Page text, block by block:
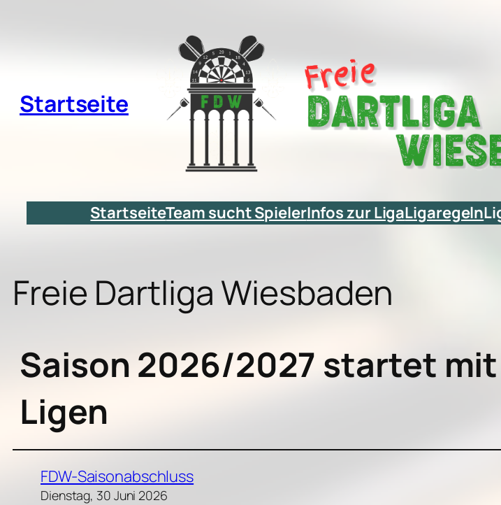
Startseite
StartseiteTeam sucht SpielerInfos zur LigaLigaregeln
Freie Dartliga Wiesbaden
Saison 2026/2027 startet
Ligen
FDW-Saisonabschluss
Dienstag, 30 Juni 2026